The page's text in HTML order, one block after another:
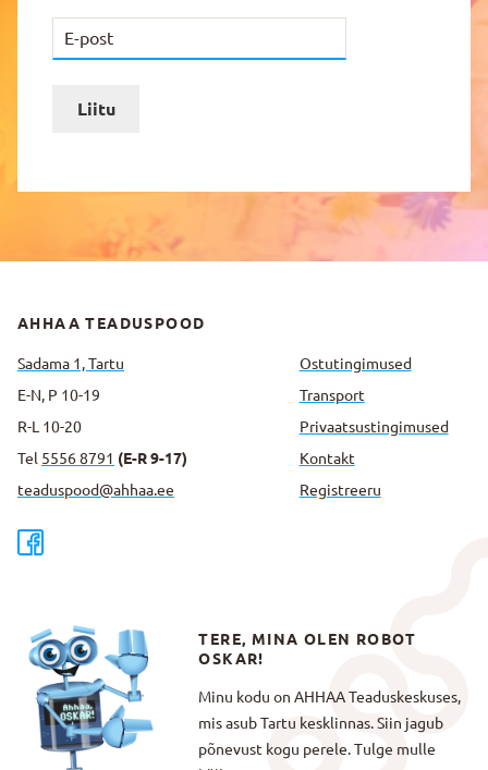
Liitu
AHHAA TEADUSPOOD
Sadama 1, Tartu
E-N, P 10-19
R-L 10-20
Tel 5556 8791 (E-R 9-17)
teaduspood@ahhaa.ee
Ostutingimused
Transport
Privaatsus­tingimused
Kontakt
Registreeru
TERE, MINA OLEN ROBOT
OSKAR!
Minu kodu on AHHAA Teaduskeskuses,
mis asub Tartu kesklinnas. Siin jagub
põnevust kogu perele. Tulge mulle